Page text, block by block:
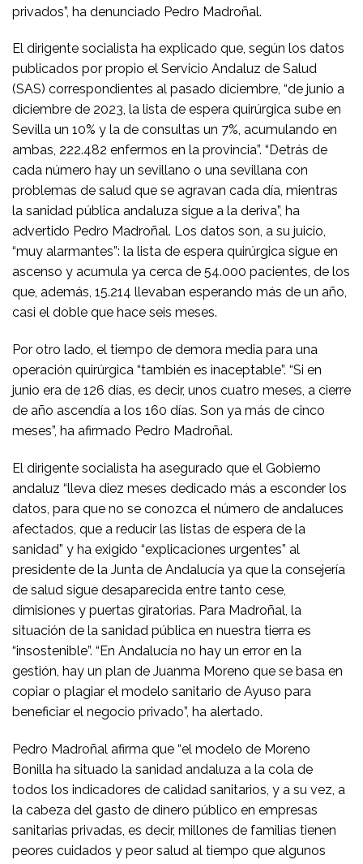
privados”, ha denunciado Pedro Madroñal.
El dirigente socialista ha explicado que, según los datos
publicados por propio el Servicio Andaluz de Salud
(SAS) correspondientes al pasado diciembre, “de junio a
diciembre de 2023, la lista de espera quirúrgica sube en
Sevilla un 10% y la de consultas un 7%, acumulando en
ambas, 222.482 enfermos en la provincia”. “Detrás de
cada número hay un sevillano o una sevillana con
problemas de salud que se agravan cada día, mientras
la sanidad pública andaluza sigue a la deriva”, ha
advertido Pedro Madroñal. Los datos son, a su juicio,
“muy alarmantes”: la lista de espera quirúrgica sigue en
ascenso y acumula ya cerca de 54.000 pacientes, de los
que, además, 15.214 llevaban esperando más de un año,
casi el doble que hace seis meses.
Por otro lado, el tiempo de demora media para una
operación quirúrgica “también es inaceptable”. “Si en
junio era de 126 días, es decir, unos cuatro meses, a cierre
de año ascendía a los 160 días. Son ya más de cinco
meses”, ha afirmado Pedro Madroñal.
El dirigente socialista ha asegurado que el Gobierno
andaluz “lleva diez meses dedicado más a esconder los
datos, para que no se conozca el número de andaluces
afectados, que a reducir las listas de espera de la
sanidad” y ha exigido “explicaciones urgentes” al
presidente de la Junta de Andalucía ya que la consejería
de salud sigue desaparecida entre tanto cese,
dimisiones y puertas giratorias. Para Madroñal, la
situación de la sanidad pública en nuestra tierra es
“insostenible”. “En Andalucía no hay un error en la
gestión, hay un plan de Juanma Moreno que se basa en
copiar o plagiar el modelo sanitario de Ayuso para
beneficiar el negocio privado”, ha alertado.
Pedro Madroñal afirma que “el modelo de Moreno
Bonilla ha situado la sanidad andaluza a la cola de
todos los indicadores de calidad sanitarios, y a su vez, a
la cabeza del gasto de dinero público en empresas
sanitarias privadas, es decir, millones de familias tienen
peores cuidados y peor salud al tiempo que algunos